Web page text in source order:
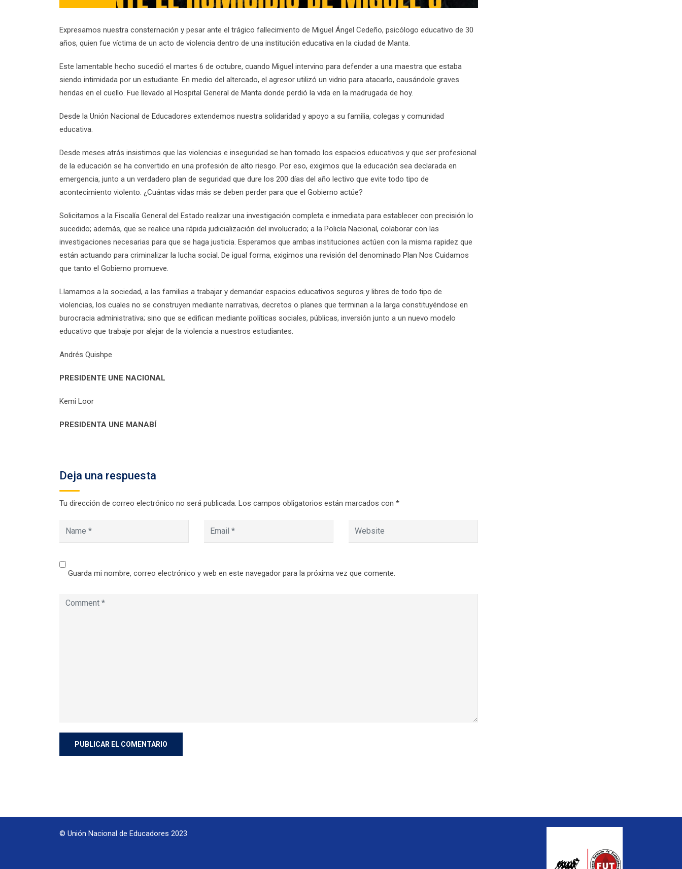
Expresamos nuestra consternación y pesar ante el trágico fallecimiento de Miguel Ángel Cedeño, psicólogo educativo de 30
años, quien fue víctima de un acto de violencia dentro de una institución educativa en la ciudad de Manta.
Este lamentable hecho sucedió el martes 6 de octubre, cuando Miguel intervino para defender a una maestra que estaba
siendo intimidada por un estudiante. En medio del altercado, el agresor utilizó un vidrio para atacarlo, causándole graves
heridas en el cuello. Fue llevado al Hospital General de Manta donde perdió la vida en la madrugada de hoy.
Desde la Unión Nacional de Educadores extendemos nuestra solidaridad y apoyo a su familia, colegas y comunidad
educativa.
Desde meses atrás insistimos que las violencias e inseguridad se han tomado los espacios educativos y que ser profesional
de la educación se ha convertido en una profesión de alto riesgo. Por eso, exigimos que la educación sea declarada en
emergencia, junto a un verdadero plan de seguridad que dure los 200 días del año lectivo que evite todo tipo de
acontecimiento violento. ¿Cuántas vidas más se deben perder para que el Gobierno actúe?
Solicitamos a la Fiscalía General del Estado realizar una investigación completa e inmediata para establecer con precisión lo
sucedido; además, que se realice una rápida judicialización del involucrado; a la Policía Nacional, colaborar con las
investigaciones necesarias para que se haga justicia. Esperamos que ambas instituciones actúen con la misma rapidez que
están actuando para criminalizar la lucha social. De igual forma, exigimos una revisión del denominado Plan Nos Cuidamos
que tanto el Gobierno promueve.
Llamamos a la sociedad, a las familias a trabajar y demandar espacios educativos seguros y libres de todo tipo de
violencias, los cuales no se construyen mediante narrativas, decretos o planes que terminan a la larga constituyéndose en
burocracia administrativa; sino que se edifican mediante políticas sociales, públicas, inversión junto a un nuevo modelo
educativo que trabaje por alejar de la violencia a nuestros estudiantes.
Andrés Quishpe
PRESIDENTE UNE NACIONAL
Kemi Loor
PRESIDENTA UNE MANABÍ
Deja una respuesta
Tu dirección de correo electrónico no será publicada. Los campos obligatorios están marcados con *
Guarda mi nombre, correo electrónico y web en este navegador para la próxima vez que comente.
© Unión Nacional de Educadores 2023